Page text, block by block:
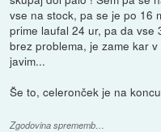
vse na stock, pa se je po 16
prime laufal 24 ur, pa da vse
brez problema, je zame kar
javim...
Še to, celeronček je na
Zgodovina sprememb…